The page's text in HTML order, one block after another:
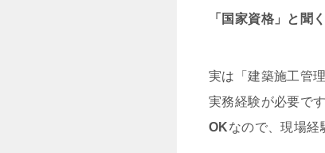
「国家資格」と聞く
実は「建築施工管
実務経験が必要で
OKなので、現場経